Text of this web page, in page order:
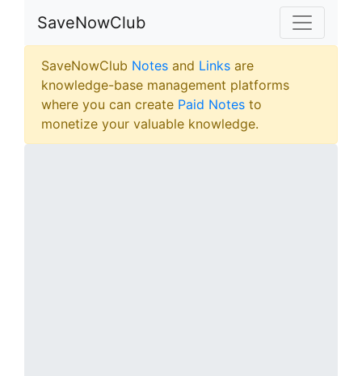
SaveNowClub
SaveNowClub Notes and Links are
knowledge-base management platforms
where you can create Paid Notes to
monetize your valuable knowledge.